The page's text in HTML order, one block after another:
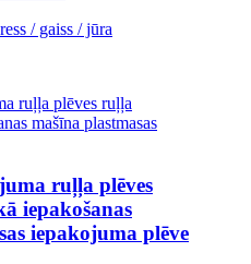
/ gaiss / jūra
ruļļa plēves
iepakošanas
iepakojuma plēve